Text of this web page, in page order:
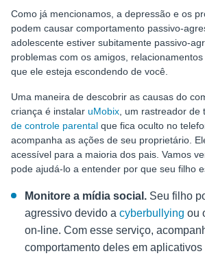
Como já mencionamos, a depressão e os
podem causar comportamento passivo-
adolescente estiver subitamente passivo-
problemas com os amigos,
que ele esteja escondendo de você.
Uma maneira de descobrir as causas do
criança é instalar uMobix , um rastreador de
de controle parental que fica oculto no
acompanha as ações de seu proprietário.
acessível para a maioria dos pais. Vamos
pode ajudá-lo a entender por que seu filho
Monitore a mídia social. Seu filho
agressivo devido a cyberbullying ou
on-line. Com esse serviço,
comportamento deles em